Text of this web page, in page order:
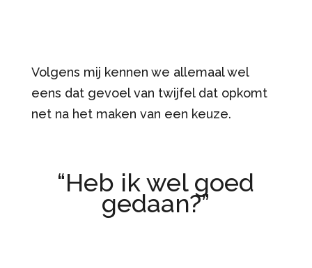
Volgens mij kennen we allemaal wel
eens dat gevoel van twijfel dat opkomt
net na het maken van een keuze.
“Heb ik wel goed
gedaan?”